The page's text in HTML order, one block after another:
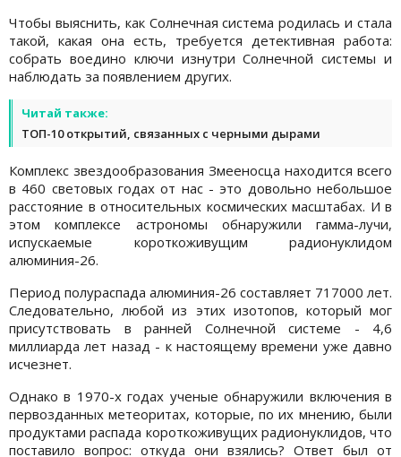
Чтобы выяснить, как Солнечная система родилась и стала
такой, какая она есть, требуется детективная работа:
собрать воедино ключи изнутри Солнечной системы и
наблюдать за появлением других.
Читай также:
ТОП-10 открытий, связанных с черными дырами
Комплекс звездообразования Змееносца находится всего
в 460 световых годах от нас - это довольно небольшое
расстояние в относительных космических масштабах. И в
этом комплексе астрономы обнаружили гамма-лучи,
испускаемые короткоживущим радионуклидом
алюминия-26.
Период полураспада алюминия-26 составляет 717000 лет.
Следовательно, любой из этих изотопов, который мог
присутствовать в ранней Солнечной системе - 4,6
миллиарда лет назад - к настоящему времени уже давно
исчезнет.
Однако в 1970-х годах ученые обнаружили включения в
первозданных метеоритах, которые, по их мнению, были
продуктами распада короткоживущих радионуклидов, что
поставило вопрос: откуда они взялись? Ответ был от